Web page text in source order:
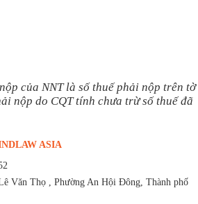
của NNT là số thuế phải nộp trên tờ
nộp do CQT tính chưa trừ số thuế đã
ASIA
Văn Thọ , Phường An Hội Đông, Thành phố